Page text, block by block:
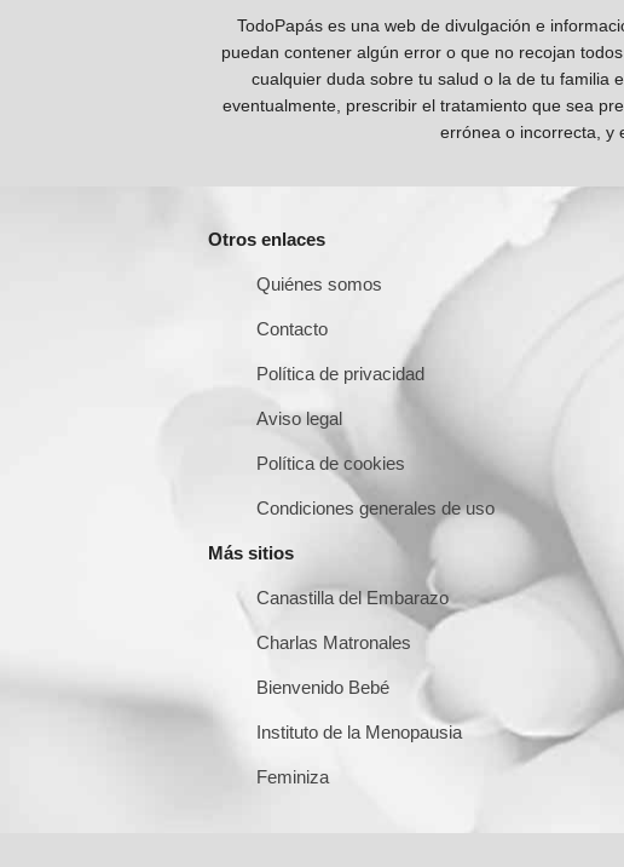
TodoPapás es una web de divulgación e
puedan contener algún error o que no recojan
cualquier duda sobre tu salud o la de tu familia
eventualmente, prescribir el tratamiento que sea
errónea o incorrecta, y
Otros enlaces
Quiénes somos
Contacto
Política de privacidad
Aviso legal
Política de cookies
Condiciones generales de uso
Más sitios
Canastilla del Embarazo
Charlas Matronales
Bienvenido Bebé
Instituto de la Menopausia
Feminiza